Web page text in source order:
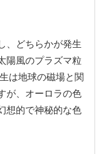
どちらかが発生
陽風のプラズマ粒
は地球の磁場と関
が、 オーロラの色
想的で神秘的な色